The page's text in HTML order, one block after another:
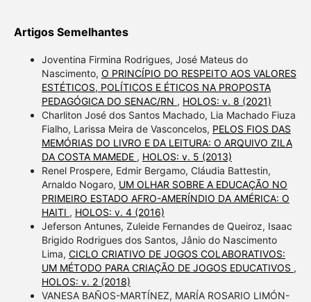
Artigos Semelhantes
Joventina Firmina Rodrigues, José Mateus do
Nascimento, O PRINCÍPIO DO RESPEITO AOS VALORES
ESTÉTICOS, POLÍTICOS E ÉTICOS NA PROPOSTA
PEDAGÓGICA DO SENAC/RN , HOLOS: v. 8 (2021)
Charliton José dos Santos Machado, Lia Machado Fiuza
Fialho, Larissa Meira de Vasconcelos, PELOS FIOS DAS
MEMÓRIAS DO LIVRO E DA LEITURA: O ARQUIVO ZILA
DA COSTA MAMEDE , HOLOS: v. 5 (2013)
Renel Prospere, Edmir Bergamo, Cláudia Battestin,
Arnaldo Nogaro, UM OLHAR SOBRE A EDUCAÇÃO NO
PRIMEIRO ESTADO AFRO-AMERÍNDIO DA AMÉRICA: O
HAITI , HOLOS: v. 4 (2016)
Jeferson Antunes, Zuleide Fernandes de Queiroz, Isaac
Brigido Rodrigues dos Santos, Jânio do Nascimento
Lima, CICLO CRIATIVO DE JOGOS COLABORATIVOS:
UM MÉTODO PARA CRIAÇÃO DE JOGOS EDUCATIVOS ,
HOLOS: v. 2 (2018)
VANESA BAÑOS-MARTÍNEZ, MARÍA ROSARIO LIMÓN-